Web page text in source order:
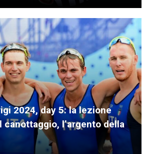
2024, day 5: la lezione
canottaggio, l’argento della